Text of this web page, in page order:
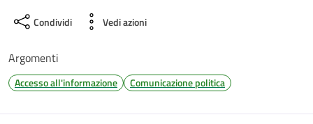
Condividi Vedi azioni
Argomenti
Accesso all'informazione Comunicazione politica